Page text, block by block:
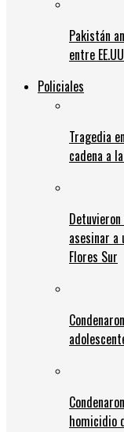
Pakistán
entre
Policiales
Tragedia
cadena a
asesinar a
Flores Sur
homicidio